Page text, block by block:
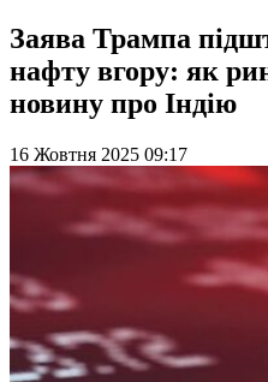
Заява Трампа
нафту вгору: як
новину про Індію
16 Жовтня 2025 09:17